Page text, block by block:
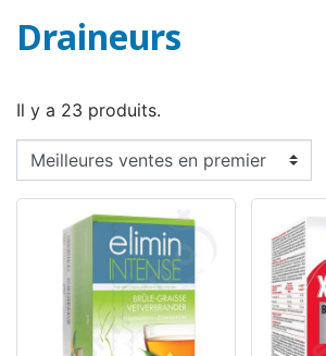
Draineurs
Il y a 23 produits.